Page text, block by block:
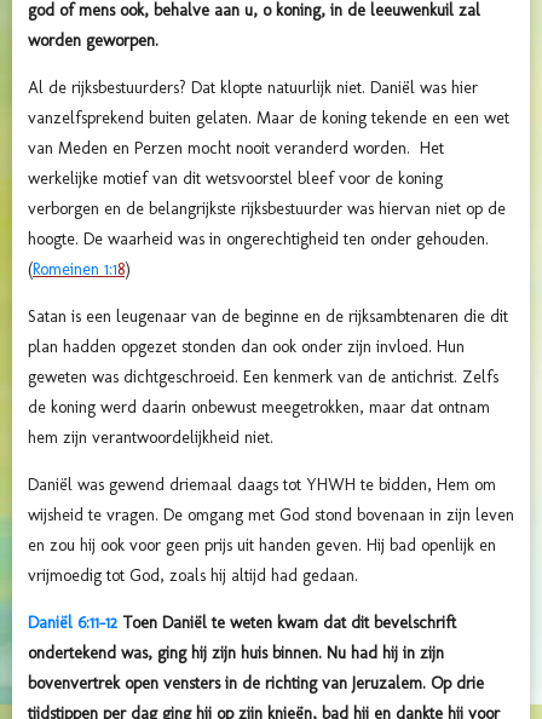
god of mens ook, behalve aan u, o koning, in de leeuwenkuil zal
worden geworpen.
Al de rijksbestuurders? Dat klopte natuurlijk niet. Daniël was hier
vanzelfsprekend buiten gelaten. Maar de koning tekende en een wet
van Meden en Perzen mocht nooit veranderd worden. Het
werkelijke motief van dit wetsvoorstel bleef voor de koning
verborgen en de belangrijkste rijksbestuurder was hiervan niet op de
hoogte. De waarheid was in ongerechtigheid ten onder gehouden.
(Romeinen 1:18)
Satan is een leugenaar van de beginne en de rijksambtenaren die dit
plan hadden opgezet stonden dan ook onder zijn invloed. Hun
geweten was dichtgeschroeid. Een kenmerk van de antichrist. Zelfs
de koning werd daarin onbewust meegetrokken, maar dat ontnam
hem zijn verantwoordelijkheid niet.
Daniël was gewend driemaal daags tot YHWH te bidden, Hem om
wijsheid te vragen. De omgang met God stond bovenaan in zijn leven
en zou hij ook voor geen prijs uit handen geven. Hij bad openlijk en
vrijmoedig tot God, zoals hij altijd had gedaan.
Daniël 6:11-12 Toen Daniël te weten kwam dat dit bevelschrift
ondertekend was, ging hij zijn huis binnen. Nu had hij in zijn
bovenvertrek open vensters in de richting van Jeruzalem. Op drie
tijdstippen per dag ging hij op zijn knieën, bad hij en dankte hij voor